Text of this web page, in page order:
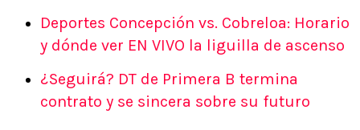
Deportes Concepción vs. Cobreloa: Horario
y dónde ver EN VIVO la liguilla de ascenso
¿Seguirá? DT de Primera B termina
contrato y se sincera sobre su futuro